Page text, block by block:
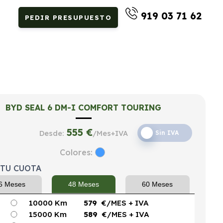
PEDIR PRESUPUESTO 919 03 71 62
BYD SEAL 6 DM-I COMFORT TOURING
Desde: 555 €/Mes+IVA Sin IVA
Colores:
CUOTA
Meses 48 Meses 60 Meses
10000 Km 579 €/MES + IVA
15000 Km
589 €/MES + IVA